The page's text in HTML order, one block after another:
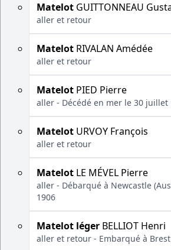
Matelot GUITTONNEAU
aller et retour
Matelot RIVALAN Amédée
aller et retour
Matelot PIED Pierre
aller - Décédé en mer le 30 juillet
Matelot URVOY François
aller et retour
Matelot LE MÉVEL Pierre
aller - Débarqué à Newcastle
1906
Matelot léger BELLIOT Henri
aller et retour - Embarqué à